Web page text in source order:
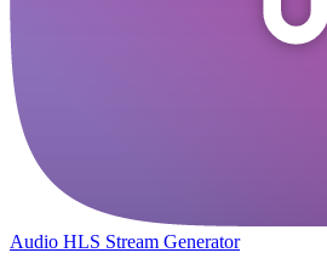
Audio HLS Stream Generator